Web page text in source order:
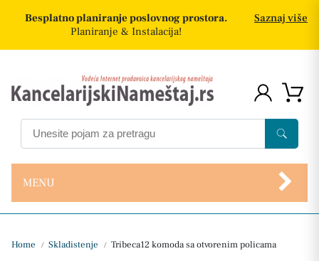
Besplatno planiranje poslovnog prostora.
Planiranje & Instalacija!
Saznaj više
MENU
Home / Skladistenje / Tribeca12 komoda sa otvorenim policama